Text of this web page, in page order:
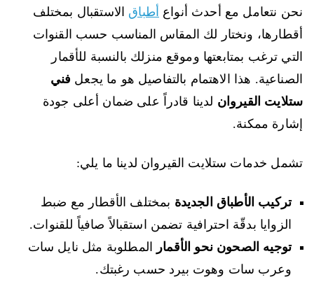
نحن نتعامل مع أحدث أنواع أطباق الاستقبال بمختلف
أقطارها، ونختار لك المقاس المناسب حسب القنوات
التي ترغب بمتابعتها وموقع منزلك بالنسبة للأقمار
الصناعية. هذا الاهتمام بالتفاصيل هو ما يجعل فني
ستلايت القيروان لدينا قادراً على ضمان أعلى جودة
إشارة ممكنة.
تشمل خدمات ستلايت القيروان لدينا ما يلي:
تركيب الأطباق الجديدة بمختلف الأقطار مع ضبط
الزوايا بدقّة احترافية تضمن استقبالاً صافياً للقنوات.
توجيه الصحون نحو الأقمار
المطلوبة مثل نايل سات
وعرب سات وهوت بيرد حسب رغبتك.